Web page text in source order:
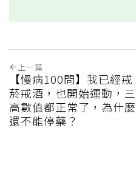
上一篇
【慢病100問】我已經戒
菸戒酒，也開始運動，三
高數值都正常了，為什麼
還不能停藥？